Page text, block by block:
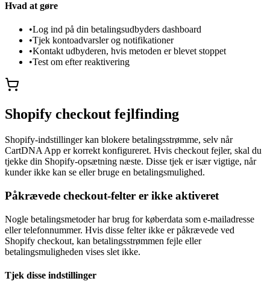
Hvad at gøre
•Log ind på din betalingsudbyders dashboard
•Tjek kontoadvarsler og notifikationer
•Kontakt udbyderen, hvis metoden er blevet stoppet
•Test om efter reaktivering
Shopify checkout fejlfinding
Shopify-indstillinger kan blokere betalingsstrømme, selv når
CartDNA App er korrekt konfigureret. Hvis checkout fejler, skal du
tjekke din Shopify-opsætning næste. Disse tjek er især vigtige, når
kunder ikke kan se eller bruge en betalingsmulighed.
Påkrævede checkout-felter er ikke aktiveret
Nogle betalingsmetoder har brug for køberdata som e-mailadresse
eller telefonnummer. Hvis disse felter ikke er påkrævede ved
Shopify checkout, kan betalingsstrømmen fejle eller
betalingsmuligheden vises slet ikke.
Tjek disse indstillinger